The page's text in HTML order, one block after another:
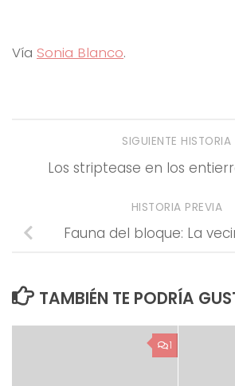
Vía Sonia Blanco.
SIGUIENTE HISTORIA
Los striptease en los
HISTORIA PREVIA
Fauna del bloque: La
TAMBIÉN TE PODRÍA
1